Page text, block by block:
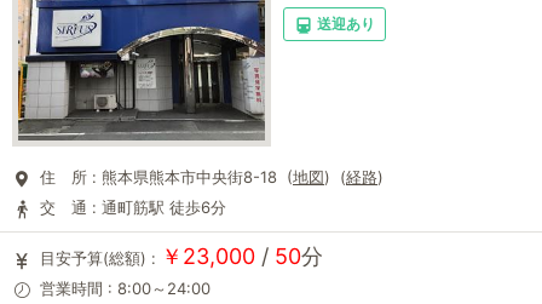
送迎あり
住 所 : 熊本県熊本市中央街8-18 (地図) (経路)
交 通 : 通町筋駅 徒歩6分
目安予算(総額) : ￥23,000 / 50分
営業時間 : 8:00～24:00